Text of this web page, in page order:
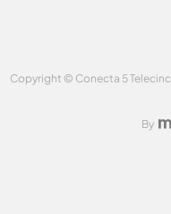
Copyright © Conecta 5
By